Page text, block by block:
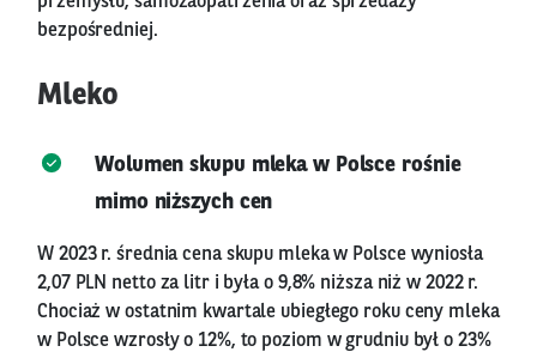
bezpośredniej.
Mleko
Wolumen skupu mleka w Polsce rośnie
mimo niższych cen
W 2023 r. średnia cena skupu mleka w Polsce wyniosła
2,07 PLN netto za litr i była o 9,8% niższa niż w 2022 r.
Chociaż w ostatnim kwartale ubiegłego roku ceny mleka
w Polsce wzrosły o 12%, to poziom w grudniu był o 23%